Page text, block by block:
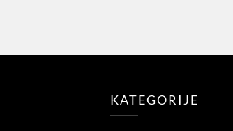
KATEGORIJE